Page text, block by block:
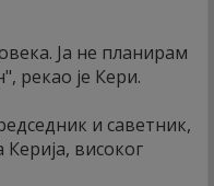
Ја не планирам
рекао је Кери.
и саветник,
Керија, високог